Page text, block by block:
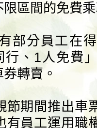
區間的免費
部分員工在
行、1人免費
轉賣。
節期間推出車
有員工運用職